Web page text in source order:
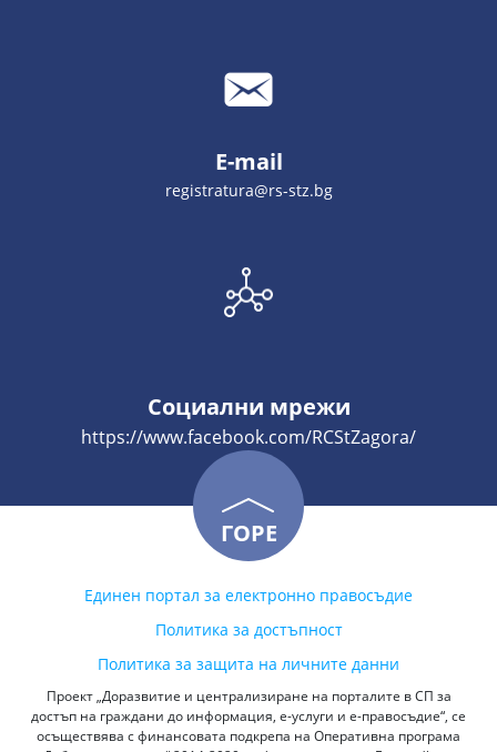
E-mail
registratura@rs-stz.bg
Социални мрежи
https://www.facebook.com/RCStZagora/
ГОРЕ
Единен портал за електронно правосъдие
Политика за достъпност
Политика за защита на личните данни
Проект „Доразвитие и централизиране на порталите в СП за
достъп на граждани до информация, е-услуги и е-правосъдие“, се
осъществява с финансовата подкрепа на Оперативна програма